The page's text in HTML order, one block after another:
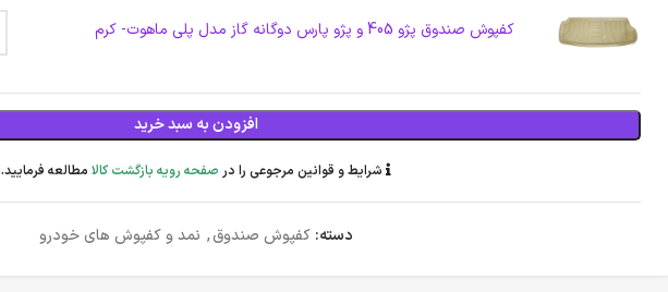
کفپوش صندوق پژو 405 و پژو پارس دوگانه گاز مدل پلی ماهوت- کرم
افزودن به سبد خرید
شرایط و قوانین مرجوعی را در صفحه رویه بازگشت کالا مطالعه فرمایید.
دسته: کفپوش صندوق, نمد و کفپوش های خودرو